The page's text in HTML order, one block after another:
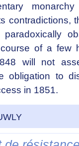
contradictions,
of a few
will not
obligation to
in 1851.